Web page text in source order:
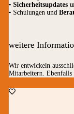
• Sicherheitsupdates
• Schulungen und
weitere
Wir entwickeln
Mitarbeitern. Ebenfalls